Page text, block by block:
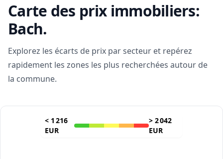
Carte des prix immobiliers:
Bach.
Explorez les écarts de prix par secteur et repérez
rapidement les zones les plus recherchées autour de
la commune.
< 1 216
EUR
> 2 042
EUR